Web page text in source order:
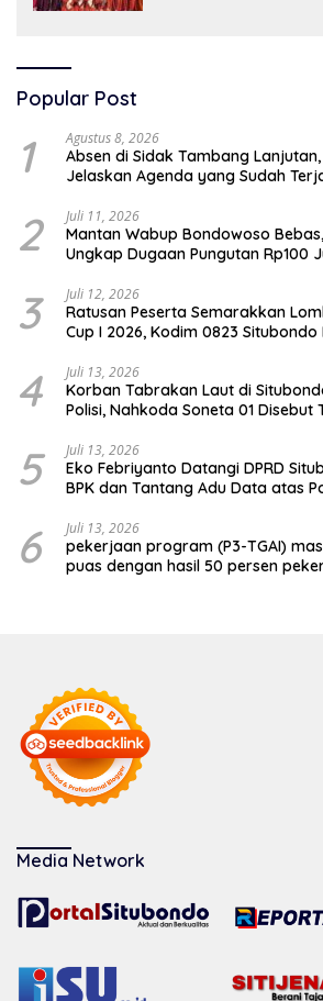
Popular Post
1 Agustus 8, 2026
Absen di Sidak Tambang Lanjutan,
Jelaskan Agenda yang Sudah
2 Juli 11, 2026
Mantan Wabup Bondowoso
Ungkap Dugaan Pungutan Rp100
3 Juli 12, 2026
Ratusan Peserta Semarakkan
Cup I 2026, Kodim 0823
4 Juli 13, 2026
Korban Tabrakan Laut di
Polisi, Nahkoda Soneta 01 Disebut
5 Juli 13, 2026
Eko Febriyanto Datangi DPRD
BPK dan Tantang Adu Data atas
6 Juli 13, 2026
pekerjaan program (P3-TGAI)
puas dengan hasil 50 persen
Media Network